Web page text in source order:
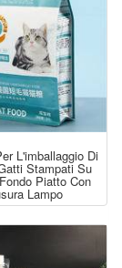
L'imballaggio Di
Stampati Su
Piatto Con
Lampo